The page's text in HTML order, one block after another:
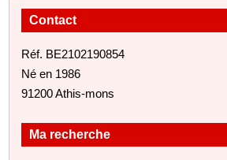
Contact
Réf. BE2102190854
Né en 1986
91200 Athis-mons
Ma recherche